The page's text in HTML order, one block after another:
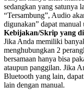
sedangkan yang satunya
“Tersambung”, Audio
digunakan” dapat
Kebijakan/Skrip yang
Jika Anda memiliki
menghubungkan 2
bersamaan hanya bisa
ataupun panggilan. Jika
Bluetooth yang lain,
lain dengan manual.